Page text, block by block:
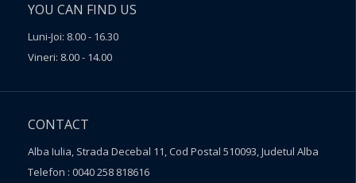
YOU CAN FIND US
Luni-Joi: 8.00 - 16.30
Vineri: 8.00 - 14.00
CONTACT
Alba Iulia, Strada Decebal 11, Cod Postal 510093, Judetul Alba
Telefon : 0040 258 818616